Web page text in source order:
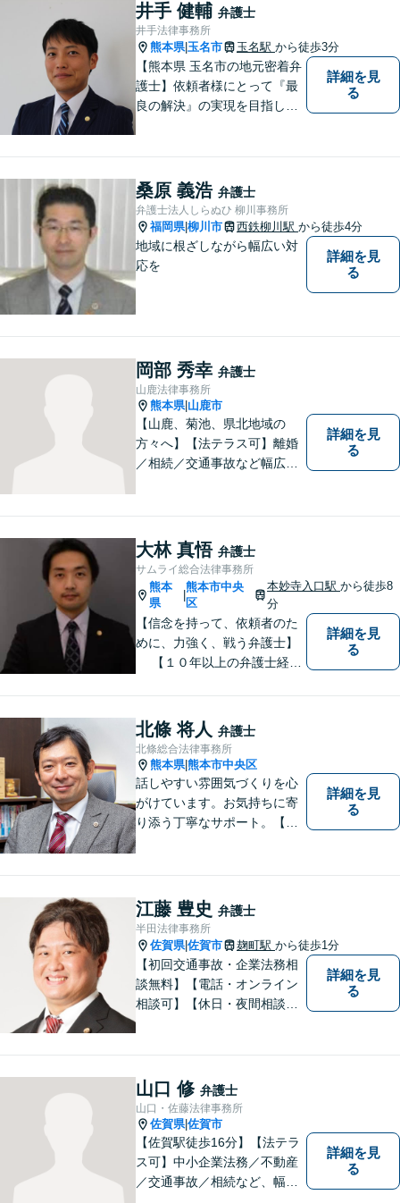
井手 健輔 弁護士
井手法律事務所
熊本県| 玉名市 玉名駅 から徒歩3分
【熊本県 玉名市の地元密着弁
護士】依頼者様にとって『最
良の解決』の実現を目指しま
詳細を見
る
桑原 義浩 弁護士
弁護士法人しらぬひ 柳川事務所
福岡県|柳川市 西鉄柳川駅 から徒歩4分
地域に根ざしながら幅広い対
応を
詳細を見
る
岡部 秀幸 弁護士
山鹿法律事務所
熊本県| 山鹿市
【山鹿、菊池、県北地域の
方々へ】【法テラス可】離婚
／相続／交通事故など幅広く
そう地域に法的サービスを提
供してまいります。お気軽に
ご相談を！
詳細を見
る
大林 真悟 弁護士
サムライ総合法律事務所
熊本
県
|
熊本市中央
区
本妙寺入口駅から徒歩8
分
【信念を持って、依頼者のた
めに、力強く、戦う弁護士】
【１０年以上の弁護士経
等の男女トラブル、③顧問弁
護の３つの分野に力を注ぐ弁
護士】
詳細を見
る
北條 将人 弁護士
北條総合法律事務所
熊本県|熊本市中央区
話しやすい雰囲気づくりを心
がけています。お気持ちに寄
り添う丁寧なサポート。【借
用】証拠集めから手厚くサポ
ート。企業からのご相談も承
ります【交通事故】弁護士費
用特約の利用可【夜間・休日
面談可】
詳細を見
る
江藤 豊史 弁護士
半田法律事務所
佐賀県|佐賀市 麹町駅 から徒歩1分
【初回交通事故・企業法務相
談無料】【電話・オンライン
相談可】【休日・夜間相談
詳細を見
る
山口 修 弁護士
山口・佐藤法律事務所
佐賀県|佐賀市
【佐賀駅徒歩16分】【法テラ
ス可】中小企業法務／不動産
／交通事故／相続など、幅広
詳細を見
る